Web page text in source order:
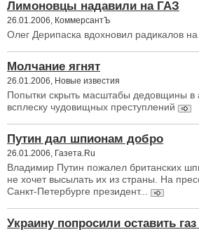
Лимоновцы надавили на ГАЗ
26.01.2006, КоммерсантЪ
Олег Дерипаска вдохновил радикалов на
Молчание ягнят
26.01.2006, Новые известия
Попытки скрыть масштабы дедовщины в
всплеску чудовищных преступлений
Путин дал шпионам добро
26.01.2006, Газета.Ru
Владимир Путин пожалел британских
не хочет высылать их из страны. На
Санкт-Петербурге президент...
Украину попросили оставить